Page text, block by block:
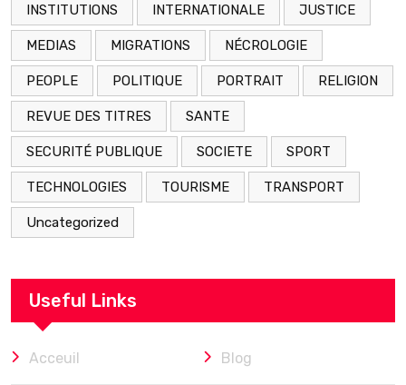
INSTITUTIONS INTERNATIONALE JUSTICE
MEDIAS MIGRATIONS NÉCROLOGIE
PEOPLE POLITIQUE PORTRAIT RELIGION
REVUE DES TITRES SANTE
SECURITÉ PUBLIQUE SOCIETE SPORT
TECHNOLOGIES TOURISME TRANSPORT
Uncategorized
Useful Links
Acceuil Blog